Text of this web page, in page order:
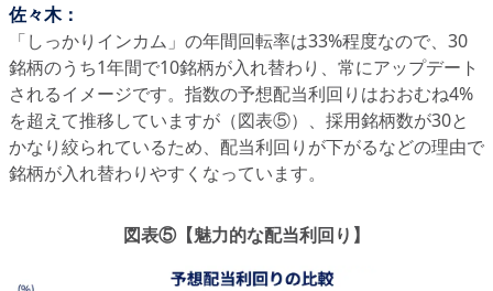
佐々木：
「しっかりインカム」の年間回転率は33%程度なので、30
銘柄のうち1年間で10銘柄が入れ替わり、常にアップデート
されるイメージです。指数の予想配当利回りはおおむね4%
を超えて推移していますが（図表⑤）、採用銘柄数が30と
かなり絞られているため、配当利回りが下がるなどの理由で
銘柄が入れ替わりやすくなっています。
図表⑤【魅力的な配当利回り】